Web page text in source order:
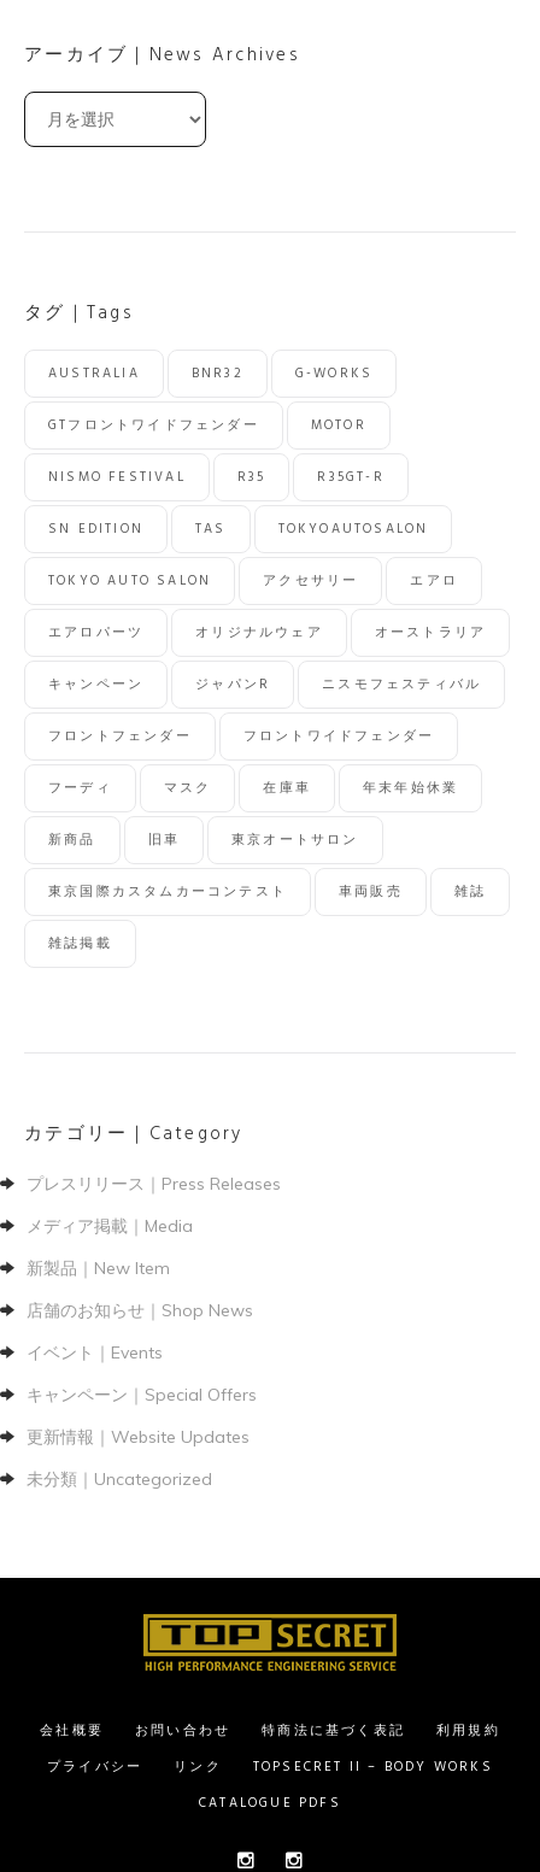
アーカイブ｜News Archives
ア
ー
Archives
タグ｜Tags
AUSTRALIA BNR32 G-WORKS
GTフロントワイドフェンダー MOTOR
NISMO FESTIVAL R35 R35GT-R
SN EDITION TAS TOKYOAUTOSALON
TOKYO AUTO SALON アクセサリー エアロ
エアロパーツ オリジナルウェア オーストラリア
キャンペーン ジャパンR ニスモフェスティバル
フロントフェンダー フロントワイドフェンダー
フーディ マスク 在庫車 年末年始休業
新商品 旧車 東京オートサロン
東京国際カスタムカーコンテスト 車両販売 雑誌
雑誌掲載
カテゴリー｜Category
プレスリリース｜Press Releases
メディア掲載｜Media
新製品｜New Item
店舗のお知らせ｜Shop News
イベント｜Events
キャンペーン｜Special Offers
更新情報｜Website Updates
未分類｜Uncategorized
会社概要 お問い合わせ 特商法に基づく表記
利用規約
プライバシー
リンク
TOPSECRET II – BODY WORKS
CATALOGUE PDFS